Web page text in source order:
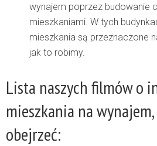
wynajem poprzez budowanie
mieszkaniami. W tych
mieszkania są przeznaczone
jak to robimy.
Lista naszych filmów o
mieszkania na
obejrzeć: